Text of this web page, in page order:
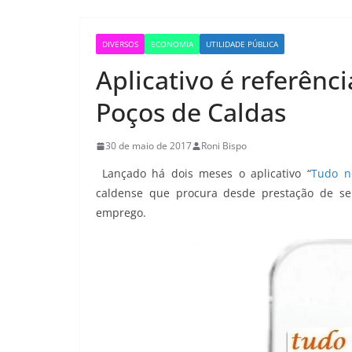
DIVERSOS ECONOMIA UTILIDADE PÚBLICA
Aplicativo é
Poços de Caldas
30 de maio de 2017 Roni Bispo
Lançado há dois meses o aplicativo “Tudo
caldense que procura desde prestação de
emprego.